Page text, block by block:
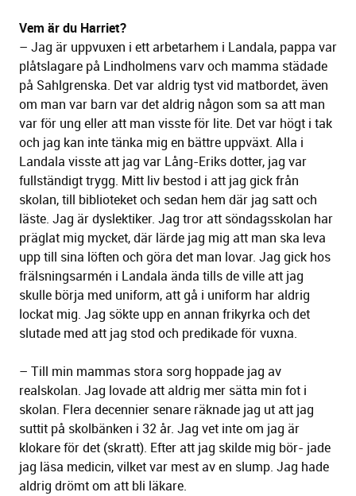
Vem är du Harriet?
– Jag är uppvuxen i ett arbetarhem i Landala, pappa var
plåtslagare på Lindholmens varv och mamma städade
på Sahlgrenska. Det var aldrig tyst vid matbordet, även
om man var barn var det aldrig någon som sa att man
var för ung eller att man visste för lite. Det var högt i tak
och jag kan inte tänka mig en bättre uppväxt. Alla i
Landala visste att jag var Lång-Eriks dotter, jag var
fullständigt trygg. Mitt liv bestod i att jag gick från
skolan, till biblioteket och sedan hem där jag satt och
läste. Jag är dyslektiker. Jag tror att söndagsskolan har
präglat mig mycket, där lärde jag mig att man ska leva
upp till sina löften och göra det man lovar. Jag gick hos
frälsningsarmén i Landala ända tills de ville att jag
skulle börja med uniform, att gå i uniform har aldrig
lockat mig. Jag sökte upp en annan frikyrka och det
slutade med att jag stod och predikade för vuxna.
– Till min mammas stora sorg hoppade jag av
realskolan. Jag lovade att aldrig mer sätta min fot i
skolan. Flera decennier senare räknade jag ut att jag
suttit på skolbänken i 32 år. Jag vet inte om jag är
klokare för det (skratt). Efter att jag skilde mig bör- jade
jag läsa medicin, vilket var mest av en slump. Jag hade
aldrig drömt om att bli läkare.